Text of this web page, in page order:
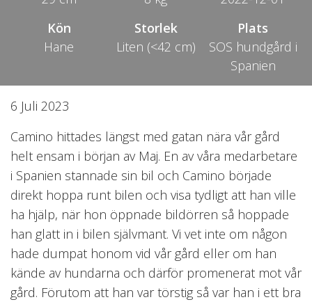
Kön
Hane
Storlek
Liten (<42 cm)
Plats
SOS hundgård i
Spanien
6 Juli 2023
Camino hittades längst med gatan nära vår gård
helt ensam i början av Maj. En av våra medarbetare
i Spanien stannade sin bil och Camino började
direkt hoppa runt bilen och visa tydligt att han ville
ha hjälp, när hon öppnade bildörren så hoppade
han glatt in i bilen självmant. Vi vet inte om någon
hade dumpat honom vid vår gård eller om han
kände av hundarna och därför promenerat mot vår
gård. Förutom att han var törstig så var han i ett bra